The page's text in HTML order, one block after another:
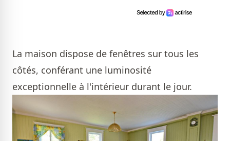
La maison dispose de fenêtres sur tous les
côtés, conférant une luminosité
exceptionnelle à l'intérieur durant le jour.